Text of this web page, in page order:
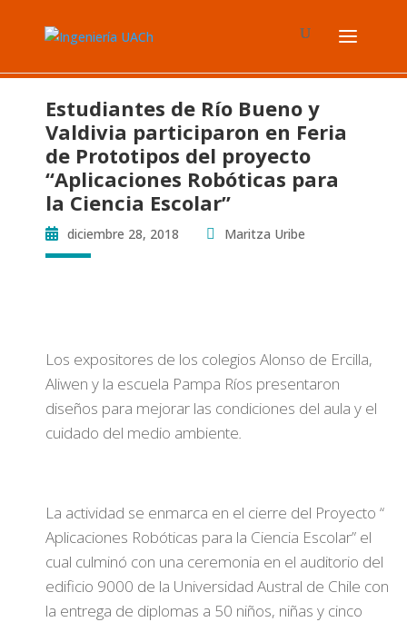
Estudiantes de Río Bueno y
Valdivia participaron en Feria
de Prototipos del proyecto
“Aplicaciones Robóticas para
la Ciencia Escolar”
diciembre 28, 2018 Maritza Uribe
Los expositores de los colegios Alonso de Ercilla,
Aliwen y la escuela Pampa Ríos presentaron
diseños para mejorar las condiciones del aula y el
cuidado del medio ambiente.
La actividad se enmarca en el cierre del Proyecto “
Aplicaciones Robóticas para la Ciencia Escolar” el
cual culminó con una ceremonia en el auditorio del
edificio 9000 de la Universidad Austral de Chile con
la entrega de diplomas a 50 niños, niñas y cinco